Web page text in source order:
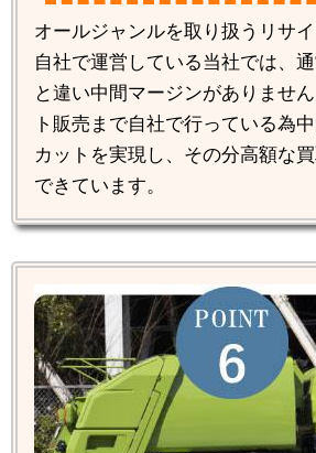
オールジャンルを取り扱うリサ
自社で運営している当社では、
と違い中間マージンがありませ
ト販売まで自社で行っている為
カットを実現し、その分高額な
できています。